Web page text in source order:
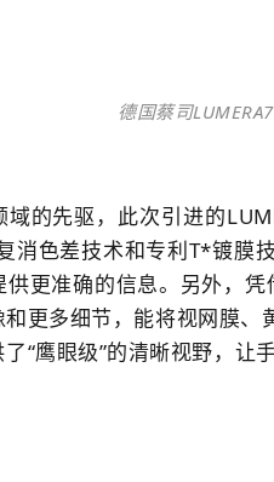
德国蔡司
的先驱，此次引进的
色差技术和专利T*镀膜
更准确的信息。另外，
更多细节，能将视网膜
“鹰眼级”的清晰视野，让